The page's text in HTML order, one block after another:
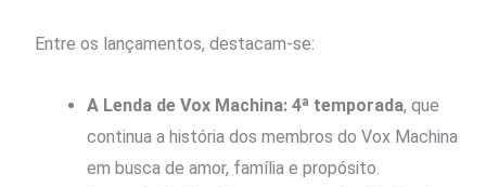
Entre os lançamentos, destacam-se:
A Lenda de Vox Machina: 4ª temporada, que
continua a história dos membros do Vox Machina
em busca de amor, família e propósito.